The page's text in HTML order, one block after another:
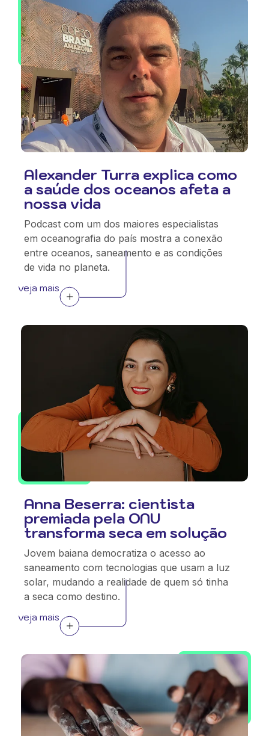
Alexander Turra explica como
a saúde dos oceanos afeta a
nossa vida
Podcast com um dos maiores especialistas
em oceanografia do país mostra a conexão
entre oceanos, saneamento e as condições
de vida no planeta.
veja mais
Anna Beserra: cientista
premiada pela ONU
transforma seca em solução
Jovem baiana democratiza o acesso ao
saneamento com tecnologias que usam a luz
solar, mudando a realidade de quem só tinha
a seca como destino.
veja mais